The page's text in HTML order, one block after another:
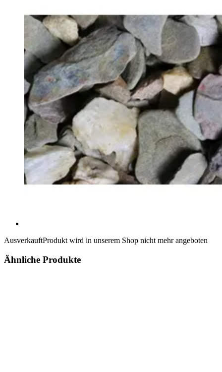
AusverkauftProdukt wird in unserem Shop nicht mehr angeboten
Ähnliche Produkte